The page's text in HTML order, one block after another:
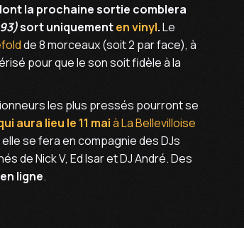
la prochaine sortie comblera
sort uniquementen vinyl.Le
de 8 morceaux (soit 2 par face), à
pour que le son soit fidèle à la
les plus pressés pourront se
aura lieu le 11 maià La Bellevilloise
se fera en compagnie des DJs
de Nick V, Ed Isar et DJ André. Des
ligne.